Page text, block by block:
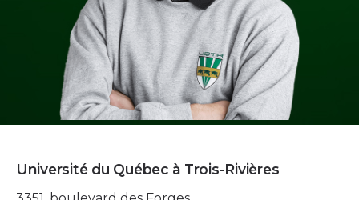
Université du Québec à Trois-Rivières